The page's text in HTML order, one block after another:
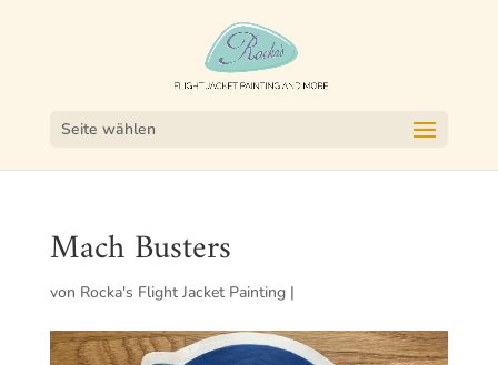
Seite wählen
Mach Busters
von Rocka's Flight Jacket Painting|